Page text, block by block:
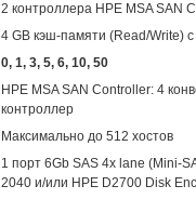
2 контроллера HPE MSA SAN
4 GB кэш-памяти (Read/Write)
0, 1, 3, 5, 6, 10, 50
HPE MSA SAN Controller: 4
контроллер
Максимально до 512 хостов
1 порт 6Gb SAS 4x lane (Mini-
2040 и/или HPE D2700 Disk